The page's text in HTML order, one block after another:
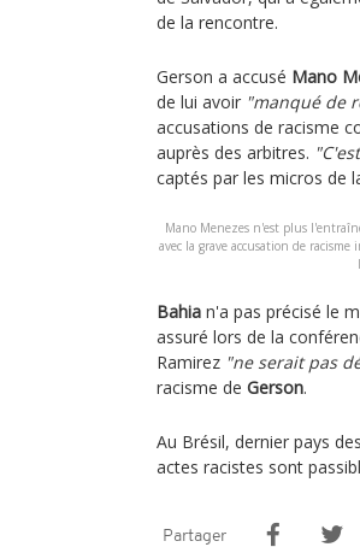
de la rencontre.
Gerson a accusé Mano
de lui avoir "manqué de
accusations de racisme
auprès des arbitres.
captés par les micros de
Mano Menezes n'est plus
avec la grave accusation de
Bahia n'a pas précisé le
assuré lors de la
Ramirez "ne serait pas
racisme de Gerson.
Au Brésil, dernier pays
actes racistes sont
Partager